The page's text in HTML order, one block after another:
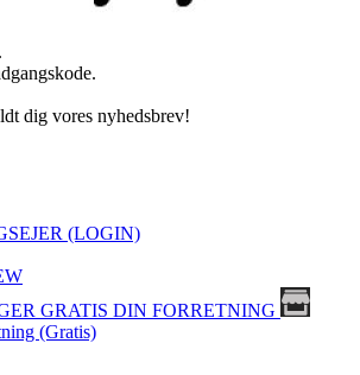
dig vores nyhedsbrev!
(LOGIN)
GRATIS DIN FORRETNING
(Gratis)